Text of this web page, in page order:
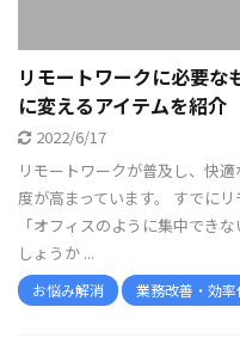
リモートワークに必要な
に変えるアイテムを紹介
2022/6/17
リモートワークが普及し、快
度が高まっています。 すでに
「オフィスのように集中でき
しょうか ...
お悩み解消 業務改善・効率